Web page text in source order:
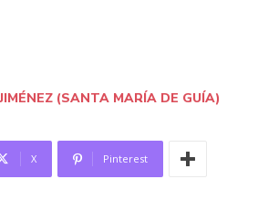
(SANTA MARÍA DE GUÍA)
X Pinterest